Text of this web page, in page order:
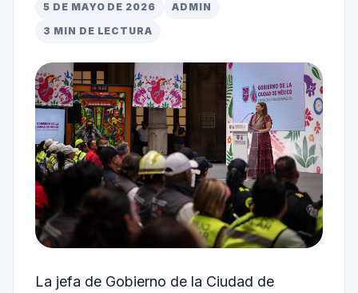
5 DE MAYO DE 2026
ADMIN
3 MIN DE LECTURA
La jefa de Gobierno de la Ciudad de